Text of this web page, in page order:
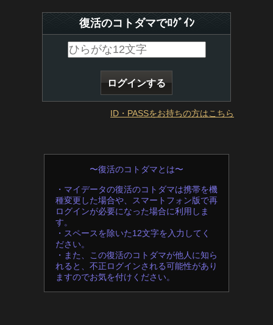
復活のコトダマでﾛｸﾞｲﾝ
ID・PASSをお持ちの方はこちら
〜復活のコトダマとは〜
・マイデータの復活のコトダマは携帯を機
種変更した場合や、スマートフォン版で再
ログインが必要になった場合に利用しま
す。
・スペースを除いた12文字を入力してく
ださい。
・また、この復活のコトダマが他人に知ら
れると、不正ログインされる可能性があり
ますのでお気を付けください。